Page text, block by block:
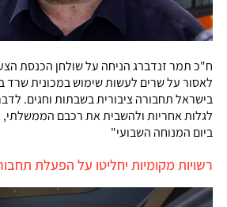
ח"כ תמר זנדברג הניחה על שולחן הכנסת
לאסור על שרים לעשות שימוש במכונית שרד
בישראל תחבורה ציבורית בשבתות וחגים.
לגלות אחריות ולהשבית את רכבם הממשלתי,
ביום המנוחה השבועי"
רשויות מקומיות יחליטו על הפעלת